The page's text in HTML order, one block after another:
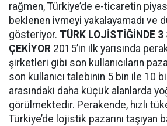
rağmen, Türkiye’de e-ticaretin
beklenen ivmeyi yakalayamadı ve
gösteriyor. TÜRK LOJİSTİĞİNDE 3
ÇEKİYOR 2015’in ilk yarısında
şirketleri gibi son kullanıcıların
son kullanıcı talebinin 5 bin ile 10
arasındaki daha küçük alanlarda
görülmektedir. Perakende, hızlı
Türkiye’de lojistik pazarını taşıyan